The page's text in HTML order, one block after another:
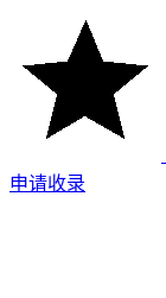
申请收录